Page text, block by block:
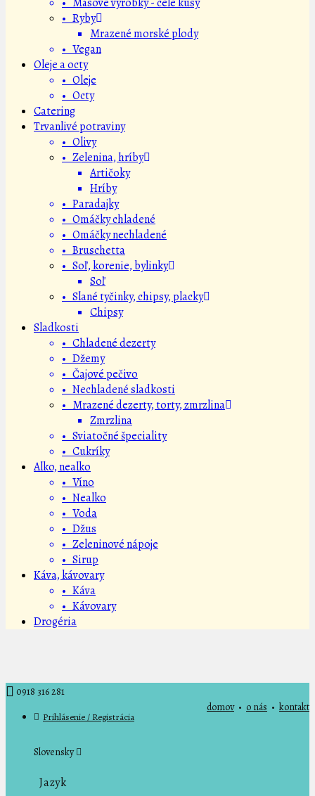
• Ryby
Mrazené morské plody
• Vegan
Oleje a octy
• Oleje
• Octy
Catering
Trvanlivé potraviny
• Olivy
• Zelenina, hríby
Artičoky
Hríby
• Paradajky
• Omáčky chladené
• Omáčky nechladené
• Bruschetta
• Soľ, korenie, bylinky
Soľ
• Slané tyčinky, chipsy, placky
Chipsy
Sladkosti
• Chladené dezerty
• Džemy
• Čajové pečivo
• Nechladené sladkosti
• Mrazené dezerty, torty, zmrzlina
Zmrzlina
• Sviatočné špeciality
• Cukríky
Alko, nealko
• Víno
• Nealko
• Voda
• Džus
• Zeleninové nápoje
• Sirup
Káva, kávovary
• Káva
• Kávovary
Drogéria
0918 316 281
domov• o nás • kontakt
Prihlásenie / Registrácia
Slovensky
Jazyk